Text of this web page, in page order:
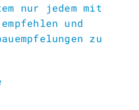
nur jedem mit
und
zu